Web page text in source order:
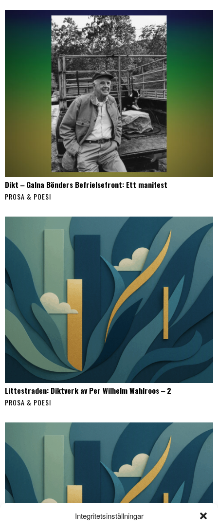
Integritetsinställningar
Dikt ‒ Galna Bönders Befrielsefront: Ett manifest
PROSA & POESI
Littestraden: Diktverk av Per Wilhelm Wahlroos ‒ 2
PROSA & POESI